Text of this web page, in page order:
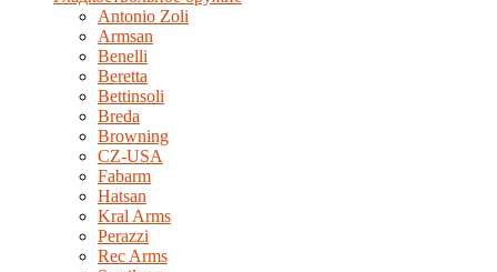
Antonio Zoli
Armsan
Benelli
Beretta
Bettinsoli
Breda
Browning
CZ-USA
Fabarm
Hatsan
Kral Arms
Perazzi
Rec Arms